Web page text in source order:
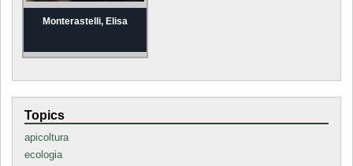
Monterastelli, Elisa
Topics
apicoltura
ecologia